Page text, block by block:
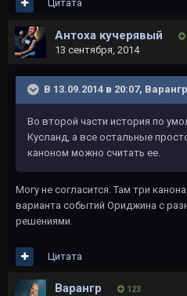
Цитата
Антоха кучерявый
13 сентября, 2014
В 13.09.2014 в 20:07,
Во второй части история по
Кусланд, а все остальные
каноном можно считать ее.
Могу не согласится. Там три
варианта событий Ориджина с
решениями.
Цитата
Варангр 123